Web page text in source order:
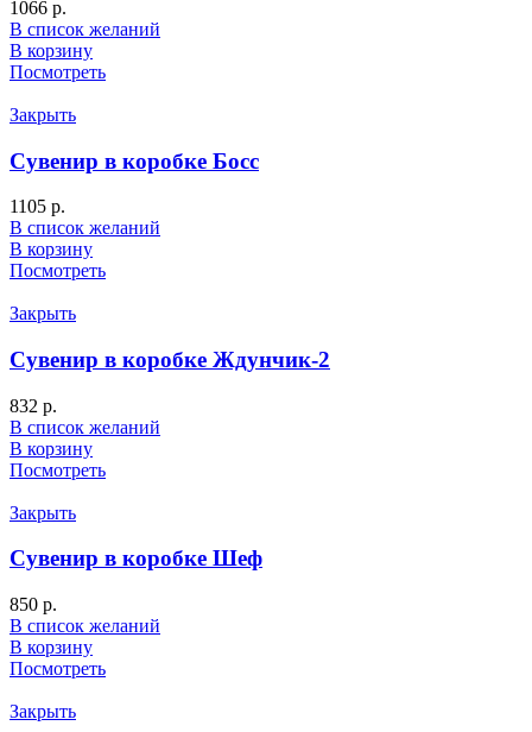
1066 р.
В список желаний
В корзину
Посмотреть
Закрыть
Сувенир в коробке Босс
1105 р.
В список желаний
В корзину
Посмотреть
Закрыть
Сувенир в коробке Ждунчик-2
832 р.
В список желаний
В корзину
Посмотреть
Закрыть
Сувенир в коробке Шеф
850 р.
В список желаний
В корзину
Посмотреть
Закрыть